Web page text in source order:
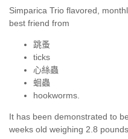
Simparica Trio flavored,
best friend from
跳蚤
ticks
心絲蟲
蛔蟲
hookworms.
It has been demonstrated to
weeks old weighing 2.8